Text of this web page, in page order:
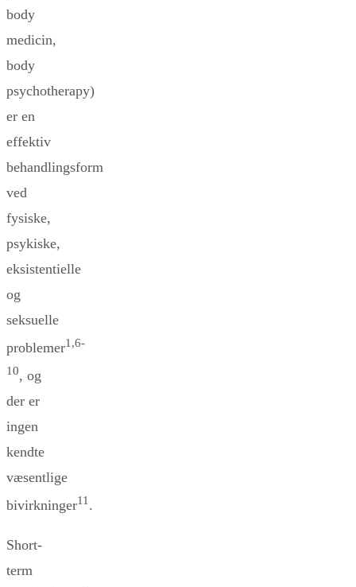
body
medicin,
body
psychotherapy)
er en
effektiv
behandlingsform
ved
fysiske,
psykiske,
eksistentielle
og
seksuelle
problemer1,6-
10, og
der er
ingen
kendte
væsentlige
bivirkninger11.
Short-
term